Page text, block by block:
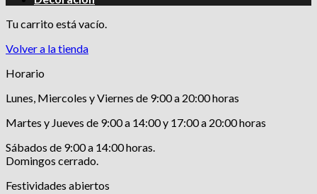
Tu carrito está vacío.
Volver a la tienda
Horario
Lunes, Miercoles y Viernes de 9:00 a 20:00 horas
Martes y Jueves de 9:00 a 14:00 y 17:00 a 20:00 horas
Sábados de 9:00 a 14:00 horas.
Domingos cerrado.
Festividades abiertos